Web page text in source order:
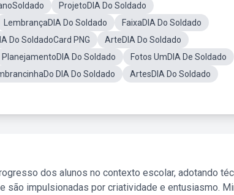
ProjetoDIA Do Soldado
LembrançaDIA Do Soldado
FaixaDIA Do Soldado
Do SoldadoCard PNG
ArteDIA Do Soldado
PlanejamentoDIA Do Soldado
Fotos UmDIA De Soldado
DIA Do Soldado
ArtesDIA Do Soldado
dos alunos no contexto escolar, adotando
são impulsionadas por criatividade e entusiasmo.